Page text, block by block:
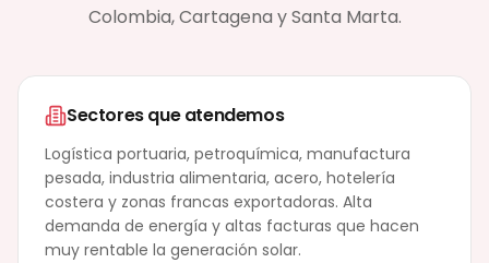
Colombia, Cartagena y Santa Marta.
Sectores que atendemos
Logística portuaria, petroquímica, manufactura
pesada, industria alimentaria, acero, hotelería
costera y zonas francas exportadoras. Alta
demanda de energía y altas facturas que hacen
muy rentable la generación solar.